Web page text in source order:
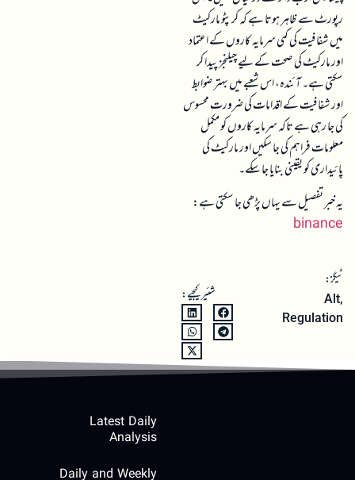
رپورٹ سے ظاہر ہوتا ہے کہ کرپٹو مارکیٹ
میں شفافیت کی کمی سرمایہ کاروں کے اعتماد
اور مارکیٹ کی صحت کے لیے چیلنجز پیدا کر
سکتی ہے۔ آئندہ، اس شعبے میں بہتر ضوابط
اور شفافیت کے اقدامات کی ضرورت محسوس
کی جا رہی ہے تاکہ سرمایہ کاروں کو مکمل
معلومات فراہم کی جا سکیں اور مارکیٹ کی
پائیداری کو یقینی بنایا جا سکے۔
یہ خبر تفصیل سے یہاں پڑھی جا سکتی ہے:
binance
ٹیگز:
Alt,
Regulation
شئیر کیجیے:
Latest Daily
Analysis
Daily and Weekly